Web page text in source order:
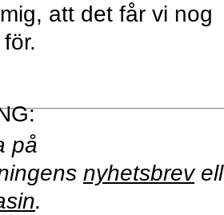
att det får vi nog
på
nyhetsbrev
.